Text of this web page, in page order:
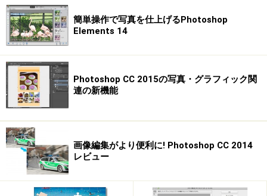
1/6 次のページへ
簡単操作で写真を仕上げるPhotoshop
Elements 14
Photoshop CC 2015の写真・グラフィック関
連の新機能
画像編集がより便利に! Photoshop CC 2014
レビュー